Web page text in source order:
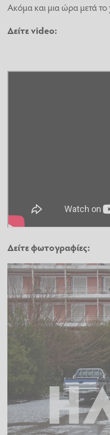
Ακόμα και μια ώρα μετά το
Δείτε video:
Δείτε φωτογραφίες: